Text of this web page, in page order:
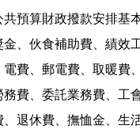
共預算財政撥款安排基
、伙食補助費、績效
費、郵電費、取暖費
費、委託業務費、工
退休費、撫恤金、生